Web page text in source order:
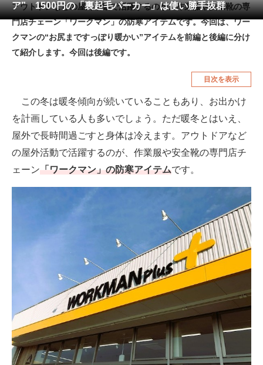
工具・DIY 本・DVD・CD
生活家電 生活用品
空調・季節家電
釣り具・釣り用品 食品・飲料・お酒
メディア
進化するPCとデバイスの未来
好きが集まる 比べて選べる
ビジネスと働き方のヒント
AI活用のいまが分かる
企業ITのトレンドを詳説
ア” 1500円の「裏起毛パーカー」は使い勝手抜群
アウトドアなどの屋外活動で活躍するのが、作業服や安全靴の専
門店チェーン「ワークマン」の防寒アイテムです。今回は、ワー
クマンの“お尻まですっぽり暖かい”アイテムを前編と後編に分け
て紹介します。今回は後編です。
目次を表示
この冬は暖冬傾向が続いていることもあり、お出かけ
を計画している人も多いでしょう。ただ暖冬とはいえ、
屋外で長時間過ごすと身体は冷えます。アウトドアなど
の屋外活動で活躍するのが、作業服や安全靴の専門店チ
ェーン「ワークマン」の防寒アイテムです。